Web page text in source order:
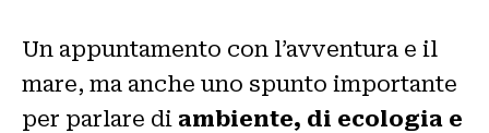
Un appuntamento con l’avventura e il
mare, ma anche uno spunto importante
per parlare di ambiente, di ecologia e